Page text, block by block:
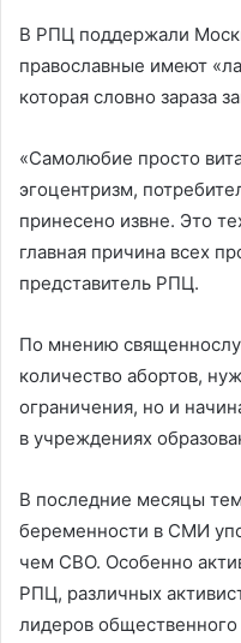
В РПЦ поддержали
православные имеют
которая словно зараза
«Самолюбие просто
эгоцентризм,
принесено извне. Это
главная причина всех
представитель РПЦ.
По мнению
количество абортов,
ограничения, но и
в учреждениях
В последние месяцы
беременности в СМИ
чем СВО. Особенно
РПЦ, различных
лидеров